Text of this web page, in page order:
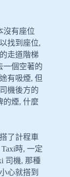
沒有座位
找到座位,
走道階梯
一個空著的
有吸煙, 但
機後方的
的煙, 什麼
了計程車
時, 一定
司機, 那種
心就搭到